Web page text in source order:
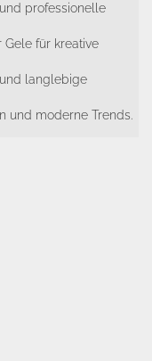
professionelle
Gele für kreative
langlebige
und moderne Trends.